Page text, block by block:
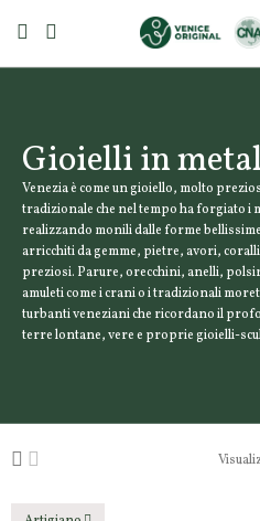
Gioielli in
Venezia è come un gioiello, molto
tradizionale che nel tempo ha forgiato i
realizzando monili dalle forme
arricchiti da gemme, pietre, avori,
preziosi. Parure, orecchini, anelli,
amuleti come i crani o i tradizionali
turbanti veneziani che ricordano il
terre lontane, vere e proprie gioielli-